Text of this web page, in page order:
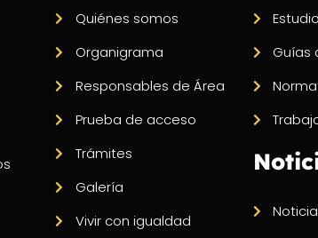
Quiénes somos
Organigrama
Responsables de Área
Prueba de acceso
Trámites
Galería
Vivir con igualdad
Estudio
Guías